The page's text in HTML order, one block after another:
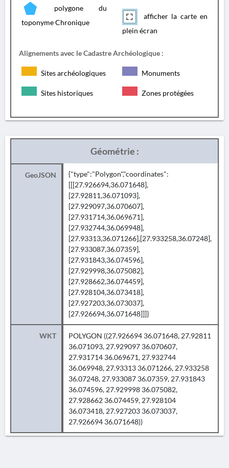
polygone du
toponyme Chronique
afficher la carte en
plein écran
Alignements avec le Cadastre Archéologique :
Sites archéologiques Monuments
Sites historiques Zones protégées
Géométrie :
GeoJSON
{"type":"Polygon","coordinates":
[[[27.926694,36.071648],
[27.92811,36.071093],
[27.929097,36.070607],
[27.931714,36.069671],
[27.932744,36.069948],
[27.93313,36.071266],[27.933258,36.07248],
[27.933087,36.07359],
[27.931843,36.074596],
[27.929998,36.075082],
[27.928662,36.074459],
[27.928104,36.073418],
[27.927203,36.073037],
[27.926694,36.071648]]]}
WKT
POLYGON ((27.926694 36.071648, 27.92811
36.071093, 27.929097 36.070607,
27.931714 36.069671, 27.932744
36.069948, 27.93313 36.071266, 27.933258
36.07248, 27.933087 36.07359, 27.931843
36.074596, 27.929998 36.075082,
27.928662 36.074459, 27.928104
36.073418, 27.927203 36.073037,
27.926694 36.071648))